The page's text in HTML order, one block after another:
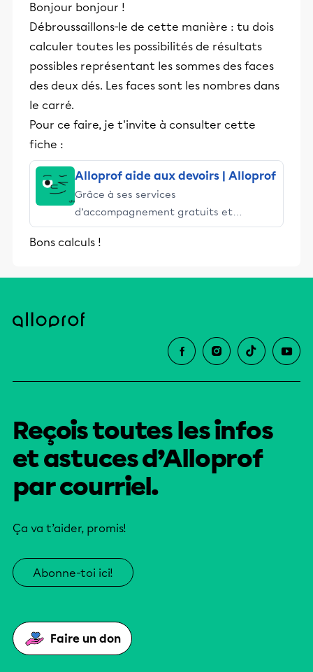
Bonjour bonjour !
Débroussaillons-le de cette manière : tu dois
calculer toutes les possibilités de résultats
possibles représentant les sommes des faces
des deux dés. Les faces sont les nombres dans
le carré.
Pour ce faire, je t'invite à consulter cette
fiche :
Alloprof aide aux devoirs | Alloprof
Grâce à ses services
d’accompagnement gratuits et
stimulants, Alloprof engage les élèves
et leurs parents dans la réussite
Bons calculs !
Reçois toutes les infos
et astuces d’Alloprof
par courriel.
Ça va t’aider, promis!
Abonne-toi ici!
Faire un don